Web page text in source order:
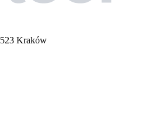
Kraków